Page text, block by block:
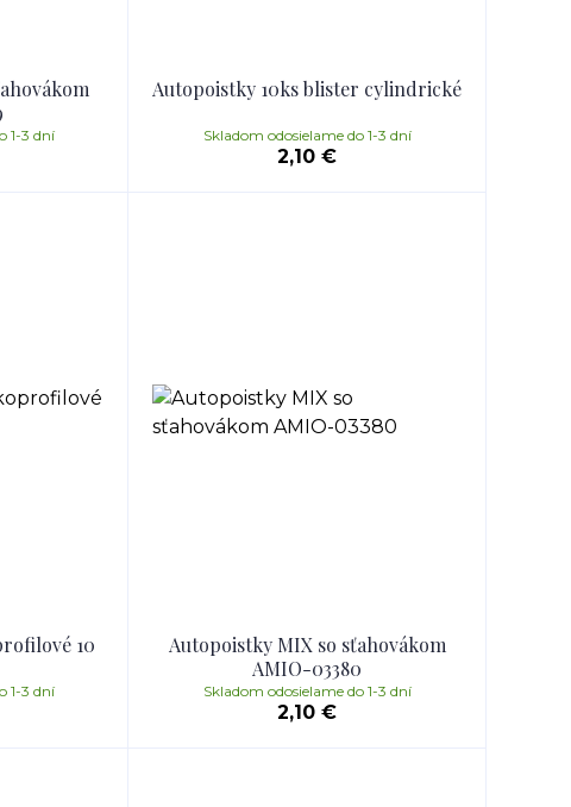
1-3 dní
Autopoistky 10ks blister cylindrické
2,10 €
Skladom odosielame do 1-3 dní
10
1-3 dní
Autopoistky MIX so sťahovákom
AMIO-03380
2,10 €
Skladom odosielame do 1-3 dní